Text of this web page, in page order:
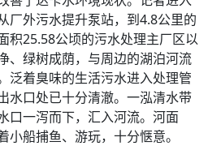
厂外污水提升泵站，到4.8公里的
积25.58公顷的污水处理主厂区以
、绿树成荫，与周边的湖泊河流
泛着臭味的生活污水进入处理管
水口处已十分清澈。一泓清水带
口一泻而下，汇入河流。河面
船捕鱼、游玩，十分惬意。